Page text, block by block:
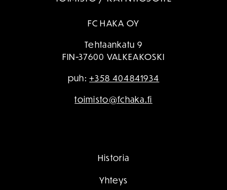
FC HAKA OY
Tehtaankatu 9
FIN-37600 VALKEAKOSKI
puh:+358 404841934
toimisto@fchaka.fi
Historia
Yhteys